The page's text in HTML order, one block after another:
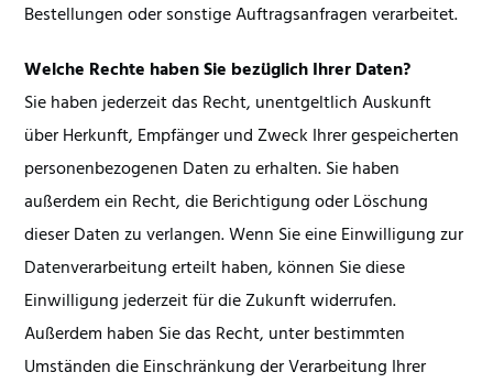
Bestellungen oder sonstige Auftragsanfragen verarbeitet.
Welche Rechte haben Sie bezüglich Ihrer Daten?
Sie haben jederzeit das Recht, unentgeltlich Auskunft
über Herkunft, Empfänger und Zweck Ihrer gespeicherten
personenbezogenen Daten zu erhalten. Sie haben
außerdem ein Recht, die Berichtigung oder Löschung
dieser Daten zu verlangen. Wenn Sie eine Einwilligung zur
Datenverarbeitung erteilt haben, können Sie diese
Einwilligung jederzeit für die Zukunft widerrufen.
Außerdem haben Sie das Recht, unter bestimmten
Umständen die Einschränkung der Verarbeitung Ihrer